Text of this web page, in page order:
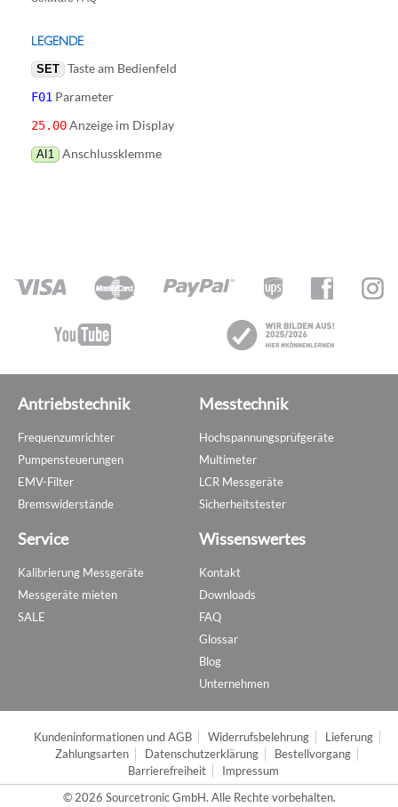
LEGENDE
SET Taste am Bedienfeld
F01 Parameter
25.00Anzeige im Display
AI1 Anschlussklemme
Antriebstechnik
Frequenzumrichter
Pumpensteuerungen
EMV-Filter
Bremswiderstände
Messtechnik
Hochspannungsprüfgeräte
Multimeter
LCR Messgeräte
Sicherheitstester
Service
Kalibrierung Messgeräte
Messgeräte mieten
SALE
Wissenswertes
Kontakt
Downloads
FAQ
Glossar
Blog
Unternehmen
Kundeninformationen und AGB Widerrufsbelehrung
Lieferung
Zahlungsarten
Datenschutzerklärung
Bestellvorgang
Barrierefreiheit
Impressum
© 2026 Sourcetronic GmbH. Alle Rechte vorbehalten.